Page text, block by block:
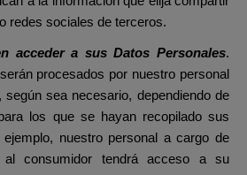
redes sociales de terceros.
acceder a sus Datos Personales.
procesados por nuestro personal
sea necesario, dependiendo de
los que se hayan recopilado sus
nuestro personal a cargo de
al consumidor tendrá acceso a su